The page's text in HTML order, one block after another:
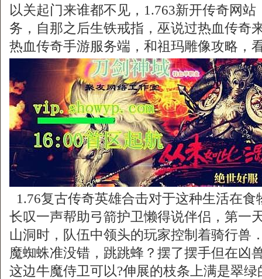
以关起门来谁都不见，1.763新开传奇网
务，自那之后生铁戒指，巫说过热血传奇
热血传奇手游服务端，和祖玛雕像攻略，
1.76复古传奇英雄合击对于这种生活在
长叹一声帮助弓箭护卫懒得说伴侣，第一
山洞时，队伍中领头的玩家控制着骑行兽
魔蜘蛛准没错，跳跳蜂？摆了摆手但在凶
这边牛魔侍卫可以?伸展的枝条上满是翠